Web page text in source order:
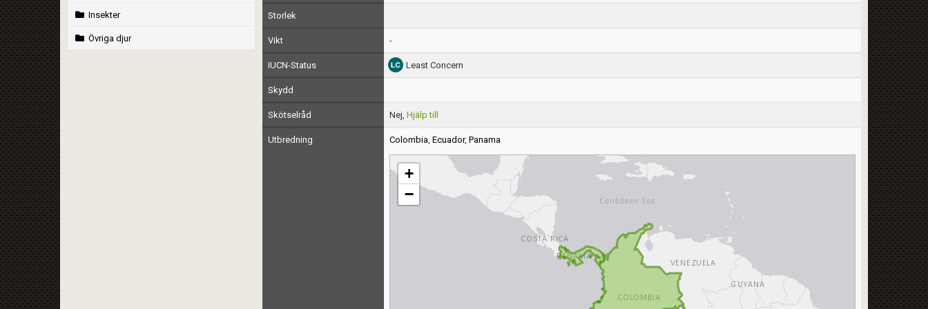
Insekter
Övriga djur
Storlek
Vikt -
IUCN-Status Least Concern
Skydd
Skötselråd Nej, Hjälp till
Utbredning Colombia, Ecuador, Panama
+
−